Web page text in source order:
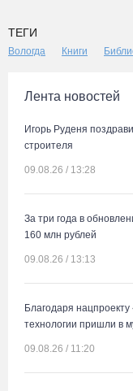
ТЕГИ
Вологда Книги
Лента новостей
Игорь Руденя
строителя
09.08.26 / 13:28
За три года в
160 млн рублей
09.08.26 / 13:13
Благодаря
технологии пришли в
09.08.26 / 11:20